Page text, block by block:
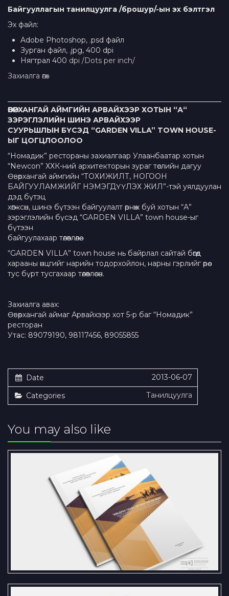
Байгууллагын танилцуулга /брошур/-ын эх бэлтгэл
Эх файл:
Adobe Photoshop, .psd файл
Зурган файл, .jpg, 400 dpi
Нягтрал 400 dpi /Dots per inch/
Захиалга өгөх
ӨВӨРХАНГАЙ АЙМГИЙН АРВАЙХЭЭР ХОТЫН “А“
ЗЭРЭГЛЭЛИЙН ШИНЭ АРВАЙХЭЭР
СУУРЬШЛЫН БҮСЭД “GARDEN VILLA” TOWN HOUSE-
ЫГ ЦОГЦЛООЛОО
“Номадик” рестораны захиалгаар Улаанбаатар хотын
“Newcon” ХХК-ний архитекторын зураг төслийн дагуу
Өвөрхангай аймгийн “ТОХИЖИЛТ, НОГООН
БАЙГУУЛАМЖИЙГ НЭМЭГДҮҮЛЭХ ЖИЛ”-тэй уялдуулан
дэд бүтэц
хөгжсөн, шинэ бүтээн байгуулалт өрнөж буй хотын “А”
зэрэглэлийн бүсэд “GARDEN VILLA” town house-ыг
бүтээн
байгуулахаар төлөвлөлөө.
“GARDEN VILLA” town house нь байрлал сайтай бөгөөд
харааны өнцгийг нарийн тодорхойлон, нарны гэрлийг өрөө
тус бүрт тусгахаар төлөвлөсөн.
Захиалга авах:
Өвөрхангай аймаг Арвайхээр хот 5-р баг “Номадик”
ресторан
Утас: 89079190, 98117456, 89055855
Date
2013-06-07
Categories
Танилцуулга
You may also like
Төсөл